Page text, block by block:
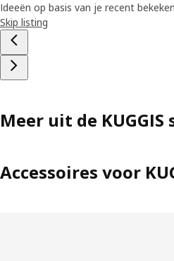
Ideeën op basis van je recent
Skip listing
Meer uit de KUGGIS
Accessoires voor